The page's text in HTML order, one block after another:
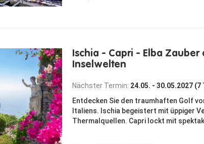
Ischia - Capri - Elba Zauber
Inselwelten
Nächster Termin: 24.05. - 30.05.2027 (7
Entdecken Sie den traumhaften Golf
Italiens. Ischia begeistert mit üppiger
Thermalquellen. Capri lockt mit